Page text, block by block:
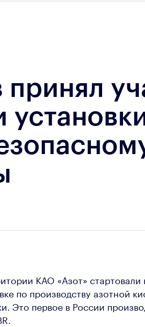
КАО «Азот»
по производству азотной
Это первое в России